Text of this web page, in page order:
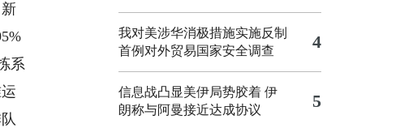
系
我对美涉华消极措施实施反制
首例对外贸易国家安全调查
4
信息战凸显美伊局势胶着 伊
朗称与阿曼接近达成协议
5